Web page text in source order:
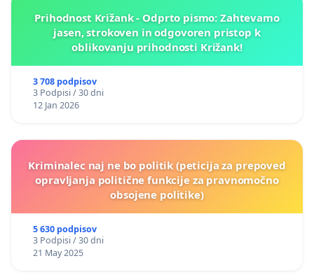
Prihodnost Križank - Odprto pismo: Zahtevamo
jasen, strokoven in odgovoren pristop k
oblikovanju prihodnosti Križank!
3 708 podpisov
3 Podpisi / 30 dni
12 Jan 2026
Kriminalec naj ne bo politik (peticija za prepoved
opravljanja politične funkcije za pravnomočno
obsojene politike)
5 630 podpisov
3 Podpisi / 30 dni
21 May 2025